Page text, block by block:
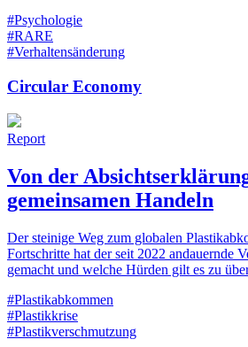
#Psychologie
#RARE
#Verhaltensänderung
Circular Economy
Report
Von der
gemeinsamen Handeln
Der steinige Weg zum globalen
Fortschritte hat der seit 2022 andauernde
gemacht und welche Hürden gilt es zu
#Plastikabkommen
#Plastikkrise
#Plastikverschmutzung